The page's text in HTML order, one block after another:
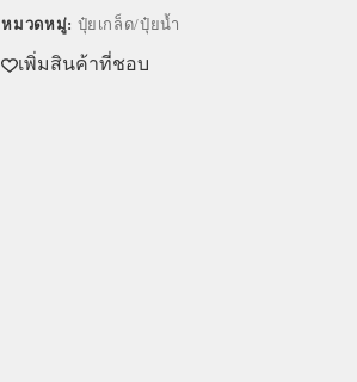
หมวดหมู่: ปุ๋ยเกล็ด/ปุ๋ยน้ำ
เพิ่มสินค้าที่ชอบ